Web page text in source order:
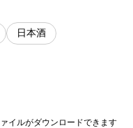
日本酒
イルがダウンロードできます